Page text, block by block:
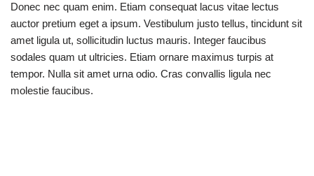
Donec nec quam enim. Etiam consequat lacus vitae lectus
auctor pretium eget a ipsum. Vestibulum justo tellus, tincidunt sit
amet ligula ut, sollicitudin luctus mauris. Integer faucibus
sodales quam ut ultricies. Etiam ornare maximus turpis at
tempor. Nulla sit amet urna odio. Cras convallis ligula nec
molestie faucibus.